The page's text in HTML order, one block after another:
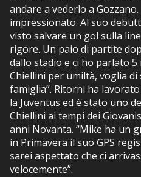
andare a vederlo a
impressionato. Al suo
visto salvare un gol sulla
rigore. Un paio di partite
dallo stadio e ci ho parlato
Chiellini per umiltà, voglia di
famiglia”. Ritorni ha
la Juventus ed è stato uno
Chiellini ai tempi dei
anni Novanta. “Mike ha un
in Primavera il suo GPS
sarei aspettato che ci
velocemente”.